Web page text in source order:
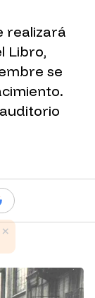
realizará
Libro,
se